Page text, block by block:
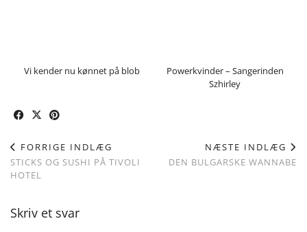
Vi kender nu kønnet på blob
Powerkvinder – Sangerinden
Szhirley
FORRIGE INDLÆG
STICKS OG SUSHI PÅ TIVOLI
HOTEL
NÆSTE INDLÆG
DEN BULGARSKE WANNABE
Skriv et svar